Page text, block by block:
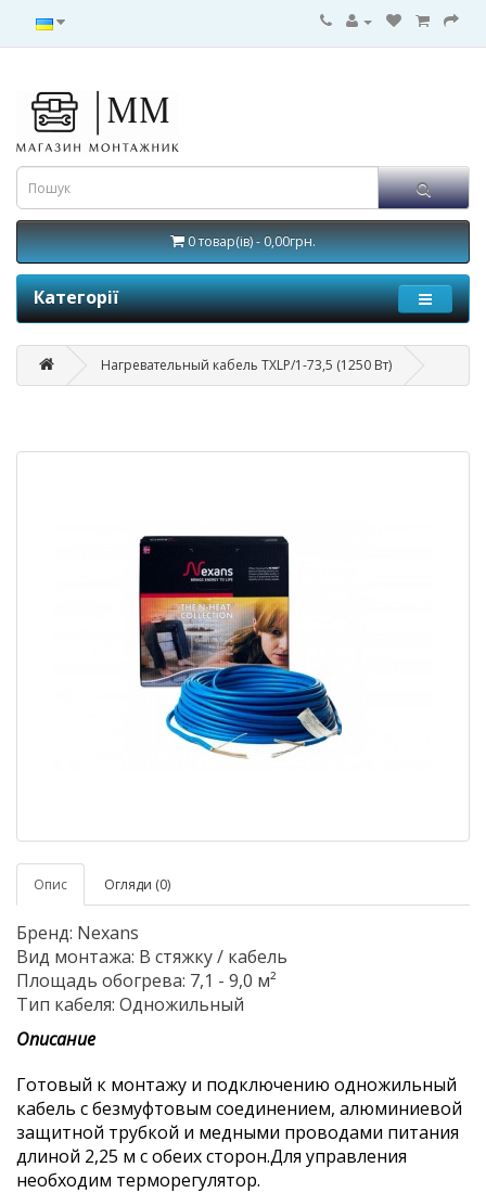
0 товар(ів) - 0,00грн.
Категорії
Нагревательный кабель TXLP/1-73,5 (1250 Вт)
Опис Огляди (0)
Бренд: Nexans
Вид монтажа: В стяжку / кабель
Площадь обогрева: 7,1 - 9,0 м²
Тип кабеля: Одножильный
Описание
Готовый к монтажу и подключению одножильный
кабель с безмуфтовым соединением, алюминиевой
защитной трубкой и медными проводами питания
длиной 2,25 м с обеих сторон.Для управления
необходим терморегулятор.